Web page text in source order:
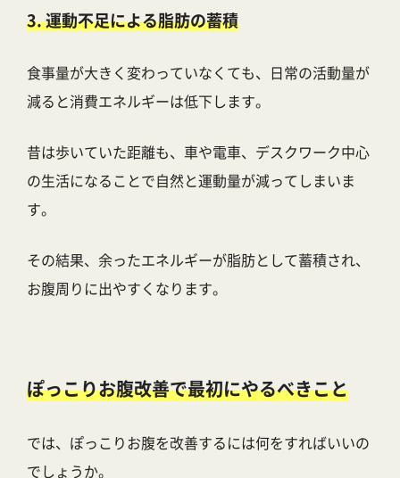
3. 運動不足による脂肪の蓄積
食事量が大きく変わっていなくても、日常の活動量が
減ると消費エネルギーは低下します。
昔は歩いていた距離も、車や電車、デスクワーク中心
の生活になることで自然と運動量が減ってしまいま
す。
その結果、余ったエネルギーが脂肪として蓄積され、
お腹周りに出やすくなります。
ぽっこりお腹改善で最初にやるべきこと
では、ぽっこりお腹を改善するには何をすればいいの
でしょうか。